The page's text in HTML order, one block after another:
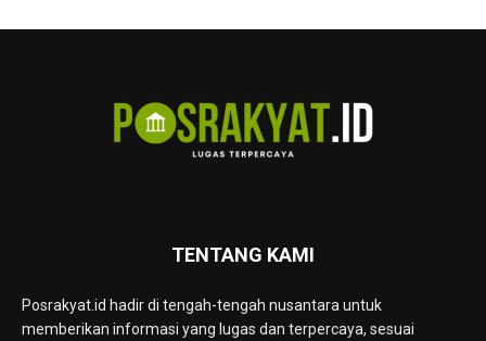
TENTANG KAMI
Posrakyat.id hadir di tengah-tengah nusantara untuk
memberikan informasi yang lugas dan terpercaya, sesuai